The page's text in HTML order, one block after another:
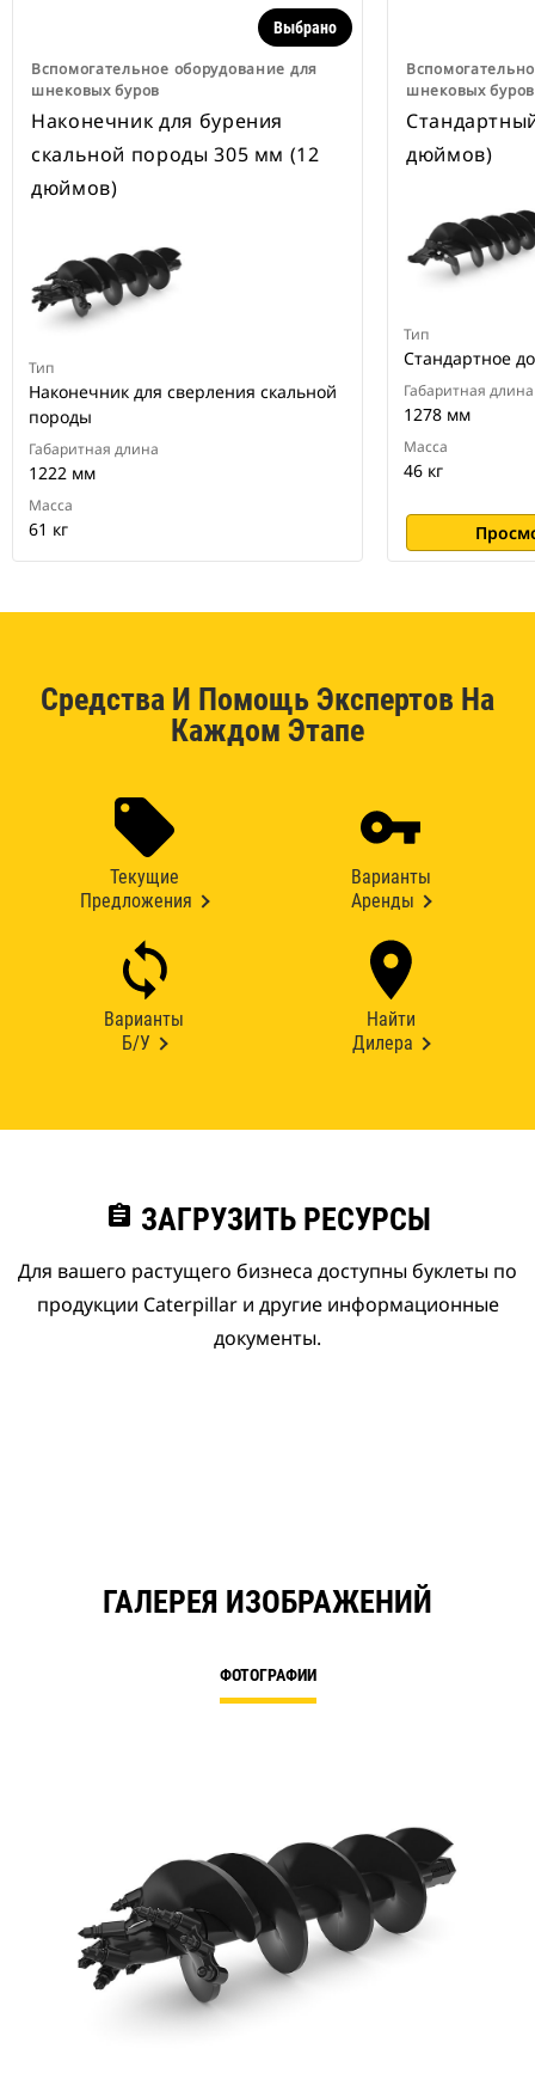
Вспомогательное оборудование для
шнековых буров
Выбрано
Наконечник для бурения
скальной породы 305 мм (12
дюймов)
Тип
Наконечник для сверления скальной
породы
Габаритная длина
1222 мм
Масса
61 кг
шнековых буров
дюймов)
Тип
Стандартное
Габаритная длина
1278 мм
Масса
46 кг
Средства И Помощь Экспертов На
Каждом Этапе
Текущие
Предложения
Варианты
Аренды
Варианты
Б/У
Найти
Дилера
assignment ЗАГРУЗИТЬ РЕСУРСЫ
Для вашего растущего бизнеса доступны буклеты по
продукции Caterpillar и другие информационные
документы.
ГАЛЕРЕЯ ИЗОБРАЖЕНИЙ
ФОТОГРАФИИ